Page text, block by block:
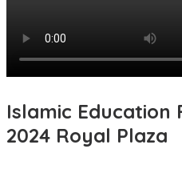
Islamic Education
2024 Royal Plaza